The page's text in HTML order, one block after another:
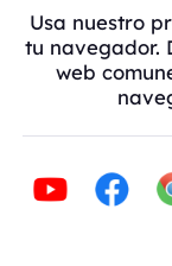
Usa nuestro
tu navegador.
web